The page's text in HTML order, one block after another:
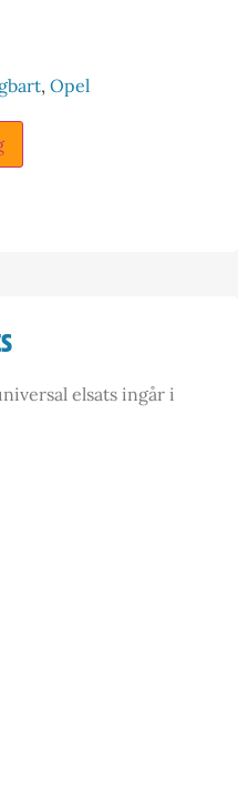
, Opel
elsats ingår i